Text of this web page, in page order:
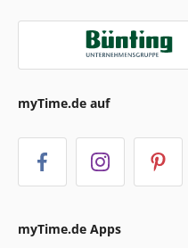
myTime.de auf
myTime.de Apps